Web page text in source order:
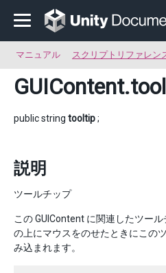
マニュアル スクリプトリファレン
GUIContent
public string tooltip;
説明
ツールチップ
この GUIContent に関連したツー
の上にマウスをのせたときにこの
み込まれます。